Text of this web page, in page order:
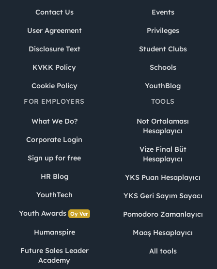
Contact Us
User Agreement
Disclosure Text
KVKK Policy
Cookie Policy
Events
Privileges
Student Clubs
Schools
YouthBlog
FOR EMPLOYERS
What We Do?
Corporate Login
Sign up for free
HR Blog
YouthTech
Youth Awards Oy Ver
Humanspire
Future Sales Leader
Academy
TOOLS
Not Ortalaması
Hesaplayıcı
Vize Final Büt
Hesaplayıcı
YKS Puan Hesaplayıcı
YKS Geri Sayım Sayacı
Pomodoro Zamanlayıcı
Maaş Hesaplayıcı
All tools